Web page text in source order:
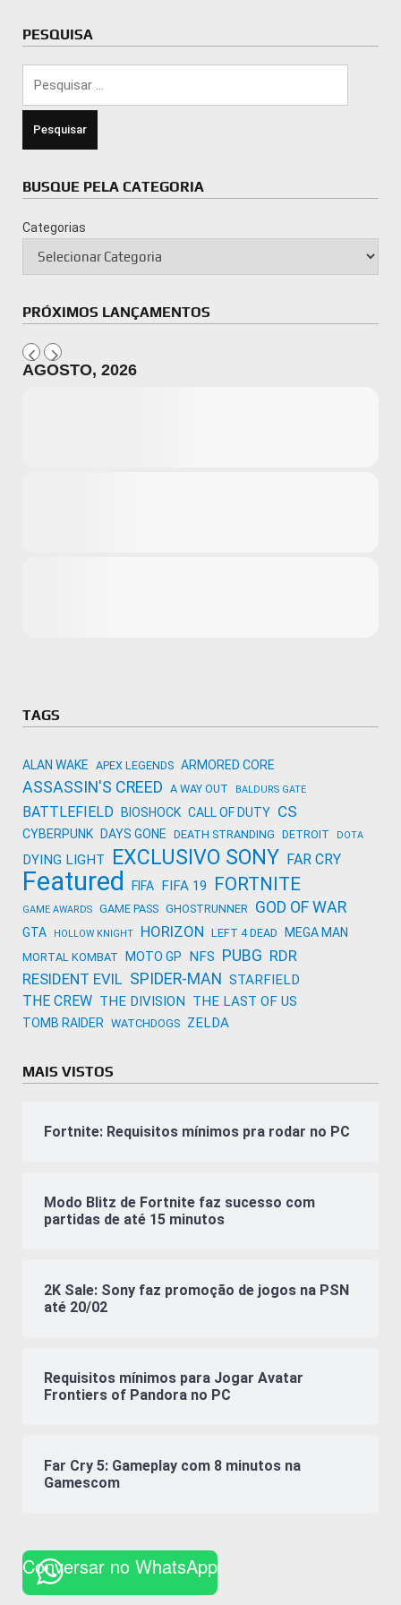
PESQUISA
BUSQUE PELA CATEGORIA
Categorias
PRÓXIMOS LANÇAMENTOS
AGOSTO, 2026
TAGS
ALAN WAKE APEX LEGENDS ARMORED CORE
ASSASSIN'S CREED A WAY OUT BALDURS GATE
BATTLEFIELD BIOSHOCK CALL OF DUTY CS
CYBERPUNK DAYS GONE DEATH STRANDING DETROIT DOTA
DYING LIGHT EXCLUSIVO SONY FAR CRY
Featured FIFA FIFA 19 FORTNITE
GAME AWARDS GAME PASS GHOSTRUNNER GOD OF WAR
GTA HOLLOW KNIGHT HORIZON LEFT 4 DEAD MEGA MAN
MORTAL KOMBAT MOTO GP NFS PUBG RDR
RESIDENT EVIL SPIDER-MAN STARFIELD
THE CREW THE DIVISION THE LAST OF US
TOMB RAIDER WATCHDOGS ZELDA
MAIS VISTOS
Fortnite: Requisitos mínimos pra rodar no PC
Modo Blitz de Fortnite faz sucesso com
partidas de até 15 minutos
2K Sale: Sony faz promoção de jogos na PSN
até 20/02
Requisitos mínimos para Jogar Avatar
Frontiers of Pandora no PC
Far Cry 5: Gameplay com 8 minutos na
Gamescom
Conversar no WhatsApp